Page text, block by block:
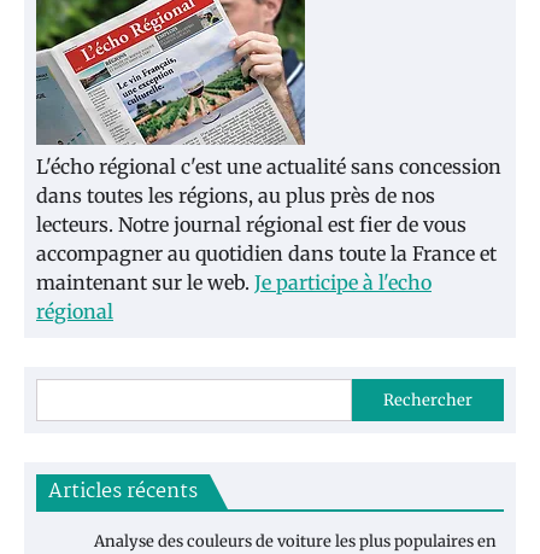
L'écho régional c'est une actualité sans concession
dans toutes les régions, au plus près de nos
lecteurs. Notre journal régional est fier de vous
accompagner au quotidien dans toute la France et
maintenant sur le web. Je participe à l'echo
régional
Rechercher
Articles récents
Analyse des couleurs de voiture les plus populaires en